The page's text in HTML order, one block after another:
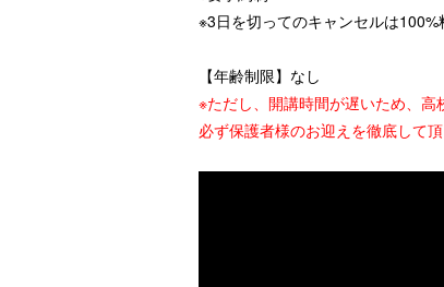
※3日を切ってのキャンセルは
【年齢制限】なし
※ただし、開講時間が遅いため、高
必ず保護者様のお迎えを徹底して